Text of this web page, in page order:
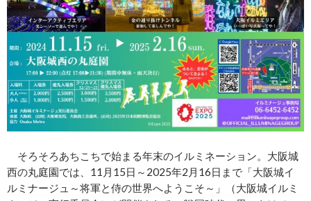
そろそろあちこちで始まる年末のイルミネーション。大阪城
西の丸庭園では、11⽉15⽇～2025年2⽉16⽇まで「大阪城イ
ルミナージュ～将軍と侍の世界へようこそ～」（大阪城イルミ